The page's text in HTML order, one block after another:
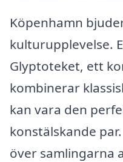
Köpenhamn
kulturupplevelse.
Glyptoteket, ett
kombinerar
kan vara den
konstälskande
över samlingarna